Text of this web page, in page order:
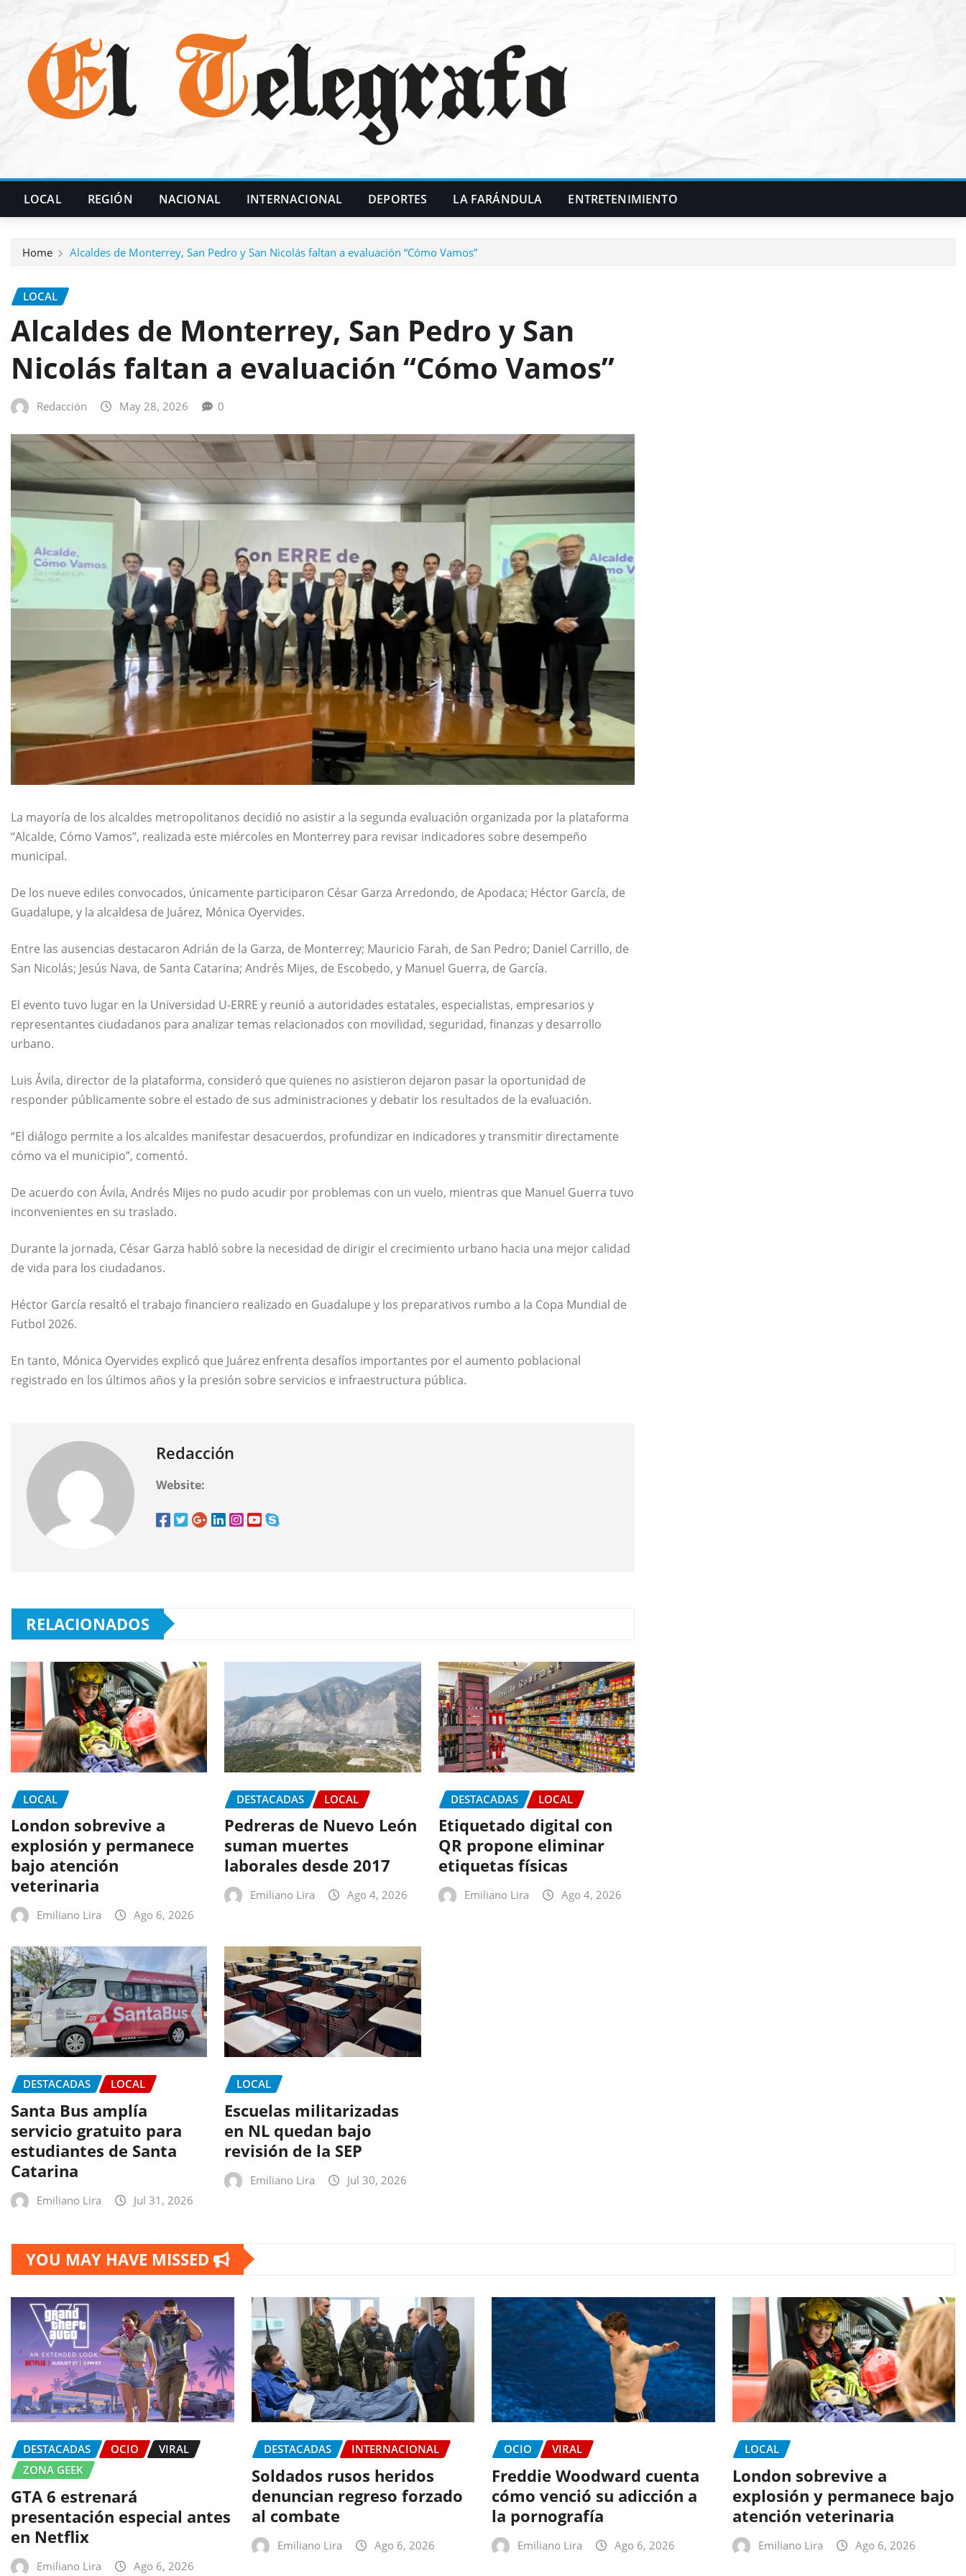
LOCAL REGIÓN NACIONAL INTERNACIONAL DEPORTES LA FARÁNDULA ENTRETENIMIENTO
Home Alcaldes de Monterrey, San Pedro y San Nicolás faltan a evaluación “Cómo Vamos”
LOCAL
Alcaldes de Monterrey, San Pedro y San
Nicolás faltan a evaluación “Cómo Vamos”
Redacción May 28, 2026 0
La mayoría de los alcaldes metropolitanos decidió no asistir a la segunda evaluación organizada por la plataforma
“Alcalde, Cómo Vamos”, realizada este miércoles en Monterrey para revisar indicadores sobre desempeño
municipal.
De los nueve ediles convocados, únicamente participaron César Garza Arredondo, de Apodaca; Héctor García, de
Guadalupe, y la alcaldesa de Juárez, Mónica Oyervides.
Entre las ausencias destacaron Adrián de la Garza, de Monterrey; Mauricio Farah, de San Pedro; Daniel Carrillo, de
San Nicolás; Jesús Nava, de Santa Catarina; Andrés Mijes, de Escobedo, y Manuel Guerra, de García.
El evento tuvo lugar en la Universidad U-ERRE y reunió a autoridades estatales, especialistas, empresarios y
representantes ciudadanos para analizar temas relacionados con movilidad, seguridad, finanzas y desarrollo
urbano.
Luis Ávila, director de la plataforma, consideró que quienes no asistieron dejaron pasar la oportunidad de
responder públicamente sobre el estado de sus administraciones y debatir los resultados de la evaluación.
“El diálogo permite a los alcaldes manifestar desacuerdos, profundizar en indicadores y transmitir directamente
cómo va el municipio”, comentó.
De acuerdo con Ávila, Andrés Mijes no pudo acudir por problemas con un vuelo, mientras que Manuel Guerra tuvo
inconvenientes en su traslado.
Durante la jornada, César Garza habló sobre la necesidad de dirigir el crecimiento urbano hacia una mejor calidad
de vida para los ciudadanos.
Héctor García resaltó el trabajo financiero realizado en Guadalupe y los preparativos rumbo a la Copa Mundial de
Futbol 2026.
En tanto, Mónica Oyervides explicó que Juárez enfrenta desafíos importantes por el aumento poblacional
registrado en los últimos años y la presión sobre servicios e infraestructura pública.
Redacción
Website:
RELACIONADOS
LOCAL
London sobrevive a
explosión y permanece
bajo atención
veterinaria
Emiliano Lira Ago 6, 2026
DESTACADAS LOCAL
Pedreras de Nuevo León
suman muertes
laborales desde 2017
Emiliano Lira Ago 4, 2026
DESTACADAS LOCAL
Etiquetado digital con
QR propone eliminar
etiquetas físicas
Emiliano Lira Ago 4, 2026
DESTACADAS LOCAL
Santa Bus amplía
servicio gratuito para
estudiantes de Santa
Catarina
Emiliano Lira Jul 31, 2026
LOCAL
Escuelas militarizadas
en NL quedan bajo
revisión de la SEP
Emiliano Lira Jul 30, 2026
YOU MAY HAVE MISSED
DESTACADAS OCIO
VIRAL
ZONA GEEK
GTA 6 estrenará
presentación especial antes
en Netflix
Emiliano Lira Ago 6, 2026
DESTACADAS INTERNACIONAL
Soldados rusos heridos
denuncian regreso forzado
al combate
Emiliano Lira Ago 6, 2026
OCIO VIRAL
Freddie Woodward cuenta
cómo venció su adicción a
la pornografía
Emiliano Lira Ago 6, 2026
LOCAL
London sobrevive a
explosión y permanece bajo
atención veterinaria
Emiliano Lira Ago 6, 2026